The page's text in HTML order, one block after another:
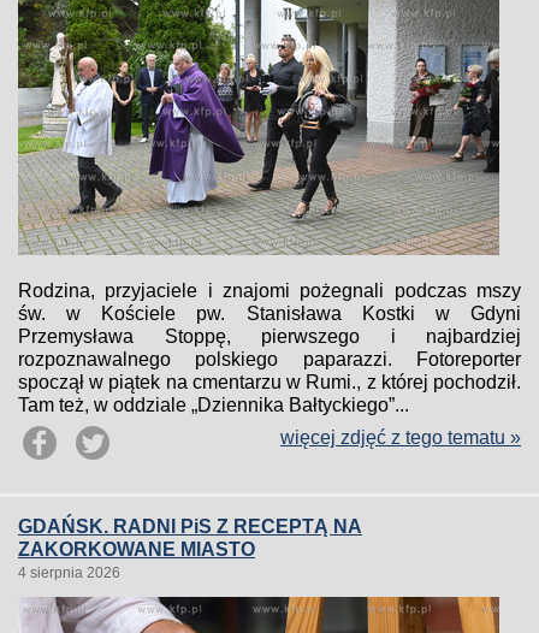
Rodzina, przyjaciele i znajomi pożegnali podczas mszy
św. w Kościele pw. Stanisława Kostki w Gdyni
Przemysława Stoppę, pierwszego i najbardziej
rozpoznawalnego polskiego paparazzi. Fotoreporter
spoczął w piątek na cmentarzu w Rumi., z której pochodził.
Tam też, w oddziale „Dziennika Bałtyckiego”...
więcej zdjęć z tego tematu »
GDAŃSK. RADNI PiS Z RECEPTĄ NA
ZAKORKOWANE MIASTO
4 sierpnia 2026